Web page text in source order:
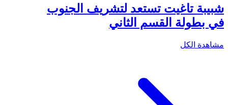
شبيبة تاغيت تستعد لتشريف الجنوب
في بطولة القسم الثاني
مشاهدة الكل